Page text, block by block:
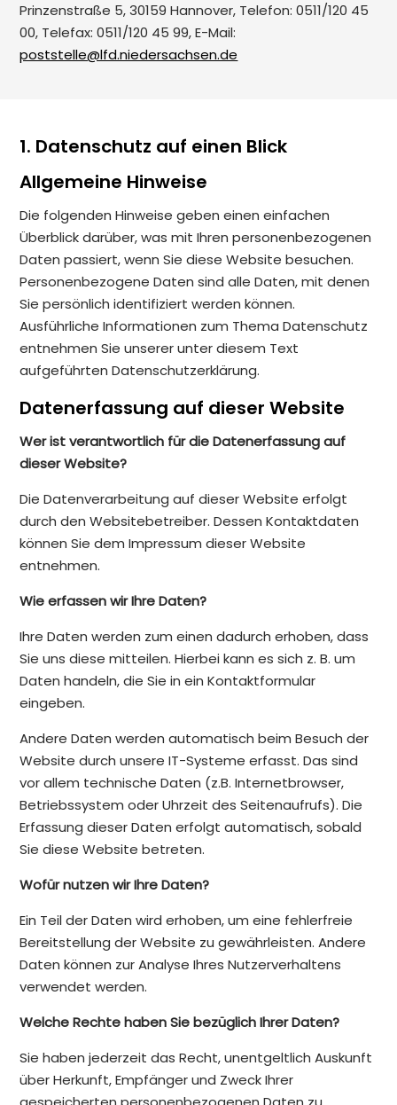
Prinzenstraße 5, 30159 Hannover, Telefon: 0511/120 45
00, Telefax: 0511/120 45 99, E-Mail:
poststelle@lfd.niedersachsen.de
1. Datenschutz auf einen Blick
Allgemeine Hinweise
Die folgenden Hinweise geben einen einfachen
Überblick darüber, was mit Ihren personenbezogenen
Daten passiert, wenn Sie diese Website besuchen.
Personenbezogene Daten sind alle Daten, mit denen
Sie persönlich identifiziert werden können.
Ausführliche Informationen zum Thema Datenschutz
entnehmen Sie unserer unter diesem Text
aufgeführten Datenschutzerklärung.
Datenerfassung auf dieser Website
Wer ist verantwortlich für die Datenerfassung auf
dieser Website?
Die Datenverarbeitung auf dieser Website erfolgt
durch den Websitebetreiber. Dessen Kontaktdaten
können Sie dem Impressum dieser Website
entnehmen.
Wie erfassen wir Ihre Daten?
Ihre Daten werden zum einen dadurch erhoben, dass
Sie uns diese mitteilen. Hierbei kann es sich z. B. um
Daten handeln, die Sie in ein Kontaktformular
eingeben.
Andere Daten werden automatisch beim Besuch der
Website durch unsere IT-Systeme erfasst. Das sind
vor allem technische Daten (z.B. Internetbrowser,
Betriebssystem oder Uhrzeit des Seitenaufrufs). Die
Erfassung dieser Daten erfolgt automatisch, sobald
Sie diese Website betreten.
Wofür nutzen wir Ihre Daten?
Ein Teil der Daten wird erhoben, um eine fehlerfreie
Bereitstellung der Website zu gewährleisten. Andere
Daten können zur Analyse Ihres Nutzerverhaltens
verwendet werden.
Welche Rechte haben Sie bezüglich Ihrer Daten?
Sie haben jederzeit das Recht, unentgeltlich Auskunft
über Herkunft, Empfänger und Zweck Ihrer